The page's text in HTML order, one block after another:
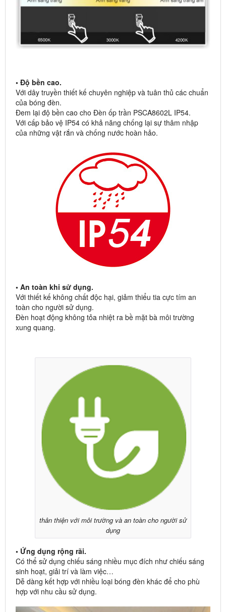
• Độ bền cao.
Với dây truyền thiết kế chuyên nghiệp và tuân thủ các chuẩn
của bóng đèn.
Đem lại độ bền cao cho Đèn ốp trần PSCA8602L IP54.
Với cấp bảo vệ IP54 có khả năng chống lại sự thâm nhập
của những vật rắn và chống nước hoàn hảo.
• An toàn khi sử dụng.
Với thiết kế không chất độc hại, giảm thiểu tia cực tím an
toàn cho người sử dụng.
Đèn hoạt động không tỏa nhiệt ra bề mặt bà môi trường
xung quang.
thân thiện với môi trường và an toàn cho người sử
dụng
• Ứng dụng rộng rãi.
Có thể sử dụng chiếu sáng nhiều mục đích như chiếu sáng
sinh hoạt, giải trí và làm việc…
Dễ dàng kết hợp với nhiều loại bóng đèn khác để cho phù
hợp với nhu cầu sử dụng.